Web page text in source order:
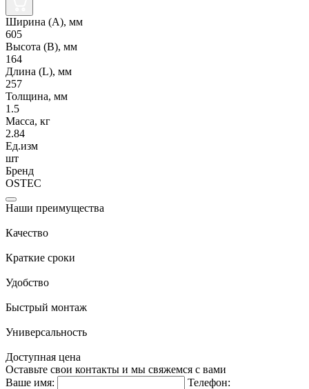
Ширина (А), мм
605
Высота (В), мм
164
Длина (L), мм
257
Толщина, мм
1.5
Масса, кг
2.84
Ед.изм
шт
Бренд
OSTEC
Наши преимущества
Качество
Краткие сроки
Удобство
Быстрый монтаж
Универсальность
Доступная цена
Оставьте свои контакты и мы свяжемся с вами
Ваше имя:
Телефон: